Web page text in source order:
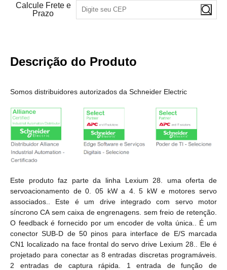
Calcule Frete e
Prazo
Descrição do Produto
Somos distribuidores autorizados da Schneider Electric
Este produto faz parte da linha Lexium 28. uma oferta de
servoacionamento de 0. 05 kW a 4. 5 kW e motores servo
associados.. Este é um drive integrado com servo motor
síncrono CA sem caixa de engrenagens. sem freio de retenção.
O feedback é fornecido por um encoder de volta única.. É um
conector SUB-D de 50 pinos para interface de E/S marcada
CN1 localizado na face frontal do servo drive Lexium 28.. Ele é
projetado para conectar as 8 entradas discretas programáveis.
2 entradas de captura rápida. 1 entrada de função de